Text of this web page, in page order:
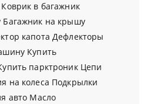
Коврик в багажник
Багажник на крышу
капота Дефлекторы
Купить
парктроник Цепи
на колеса Подкрылки
авто Масло